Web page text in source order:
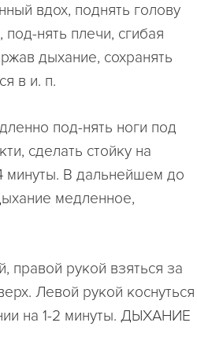
вдох, поднять голову
нять плечи, сгибая
дыхание, сохранять
в и. п.
под-нять ноги под
сделать стойку на
минуты. В дальнейшем до
медленное,
правой рукой взяться за
Левой рукой коснуться
на 1-2 минуты. ДЫХАНИЕ